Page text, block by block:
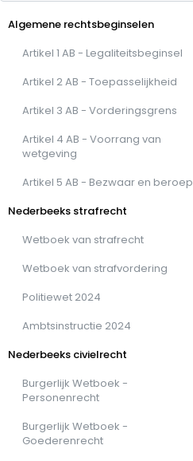
Algemene rechtsbeginselen
Artikel 1 AB - Legaliteitsbeginsel
Artikel 2 AB - Toepasselijkheid
Artikel 3 AB - Vorderingsgrens
Artikel 4 AB - Voorrang van
wetgeving
Artikel 5 AB - Bezwaar en beroep
Nederbeeks strafrecht
Wetboek van strafrecht
Wetboek van strafvordering
Politiewet 2024
Ambtsinstructie 2024
Nederbeeks civielrecht
Burgerlijk Wetboek -
Personenrecht
Burgerlijk Wetboek -
Goederenrecht